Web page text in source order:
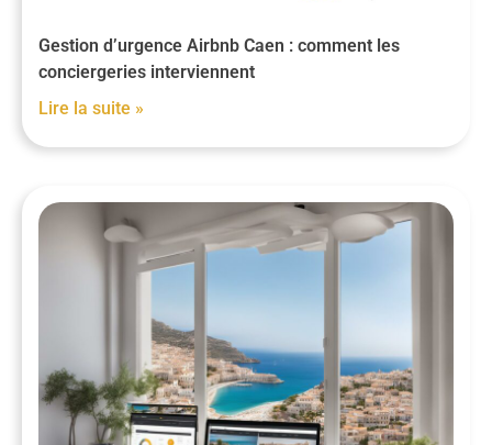
Gestion d’urgence Airbnb Caen : comment les
conciergeries interviennent
Lire la suite »